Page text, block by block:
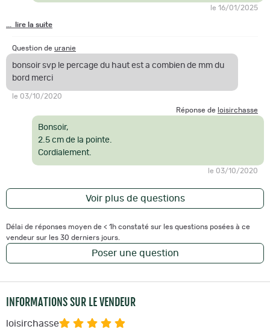
le 16/01/2025
... lire la suite
Question de uranie
bonsoir svp le percage du haut est a combien de mm du
bord merci
le 03/10/2020
Réponse de loisirchasse
Bonsoir,
2.5 cm de la pointe.
Cordialement.
le 03/10/2020
Voir plus de questions
Délai de réponses moyen de < 1h constaté sur les questions posées à ce
vendeur sur les 30 derniers jours.
Poser une question
INFORMATIONS SUR LE VENDEUR
loisirchasse